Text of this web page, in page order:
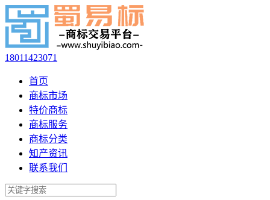
18011423071
首页
商标市场
特价商标
商标服务
商标分类
知产资讯
联系我们